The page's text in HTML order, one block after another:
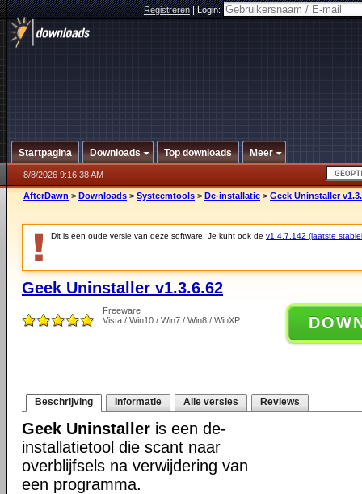
Registreren|Login:
Startpagina Downloads Top downloads Meer
8/8/2026 9:16:38 AM
AfterDawn > Downloads > Systeemtools > De-installatie > Geek Uninstaller
Dit is een oude versie van deze software. Je kunt ook de v1.4.7.142 (laatste
Geek Uninstaller v1.3.6.62
Freeware
Vista / Win10 / Win7 / Win8 / WinXP
Beschrijving Informatie Alle versies Reviews
Geek Uninstaller is een de-
installatietool die scant naar
overblijfsels na verwijdering van
een programma.